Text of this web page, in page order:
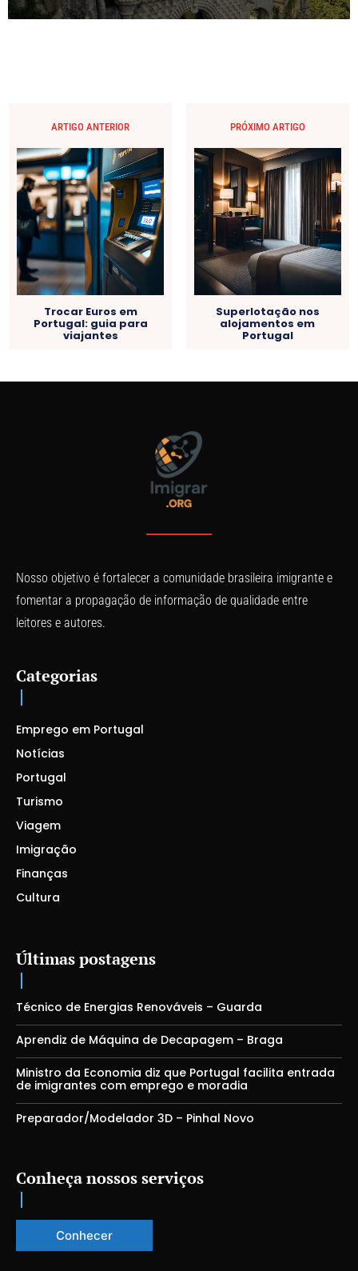
ARTIGO ANTERIOR
Trocar Euros em
Portugal: guia para
viajantes
PRÓXIMO ARTIGO
Superlotação nos
alojamentos em
Portugal
Nosso objetivo é fortalecer a comunidade brasileira imigrante e
fomentar a propagação de informação de qualidade entre
leitores e autores.
Categorias
Emprego em Portugal
Notícias
Portugal
Turismo
Viagem
Imigração
Finanças
Cultura
Últimas postagens
Técnico de Energias Renováveis – Guarda
Aprendiz de Máquina de Decapagem – Braga
Ministro da Economia diz que Portugal facilita entrada
de imigrantes com emprego e moradia
Preparador/Modelador 3D – Pinhal Novo
Conheça nossos serviços
Conhecer